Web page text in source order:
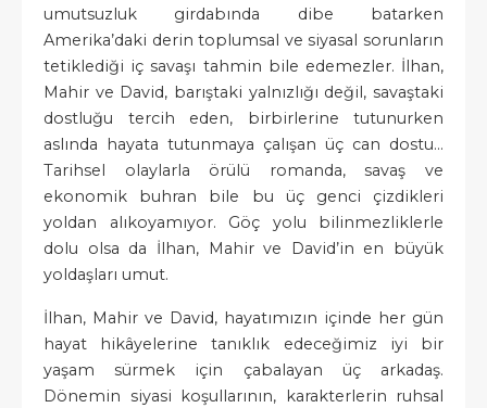
umutsuzluk girdabında dibe batarken
Amerika’daki derin toplumsal ve siyasal sorunların
tetiklediği iç savaşı tahmin bile edemezler. İlhan,
Mahir ve David, barıştaki yalnızlığı değil, savaştaki
dostluğu tercih eden, birbirlerine tutunurken
aslında hayata tutunmaya çalışan üç can dostu...
Tarihsel olaylarla örülü romanda, savaş ve
ekonomik buhran bile bu üç genci çizdikleri
yoldan alıkoyamıyor. Göç yolu bilinmezliklerle
dolu olsa da İlhan, Mahir ve David’in en büyük
yoldaşları umut.
İlhan, Mahir ve David, hayatımızın içinde her gün
hayat hikâyelerine tanıklık edeceğimiz iyi bir
yaşam sürmek için çabalayan üç arkadaş.
Dönemin siyasi koşullarının, karakterlerin ruhsal